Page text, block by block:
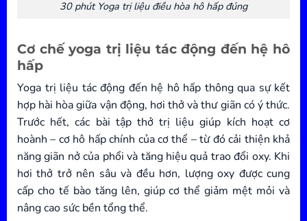
30 phút Yoga trị liệu điều hòa hô hấp đúng
Cơ chế yoga trị liệu tác động đến hệ hô
hấp
Yoga trị liệu tác động đến hệ hô hấp thông qua sự kết
hợp hài hòa giữa vận động, hơi thở và thư giãn có ý thức.
Trước hết, các bài tập thở trị liệu giúp kích hoạt cơ
hoành – cơ hô hấp chính của cơ thể – từ đó cải thiện khả
năng giãn nở của phổi và tăng hiệu quả trao đổi oxy. Khi
hơi thở trở nên sâu và đều hơn, lượng oxy được cung
cấp cho tế bào tăng lên, giúp cơ thể giảm mệt mỏi và
nâng cao sức bền tổng thể.